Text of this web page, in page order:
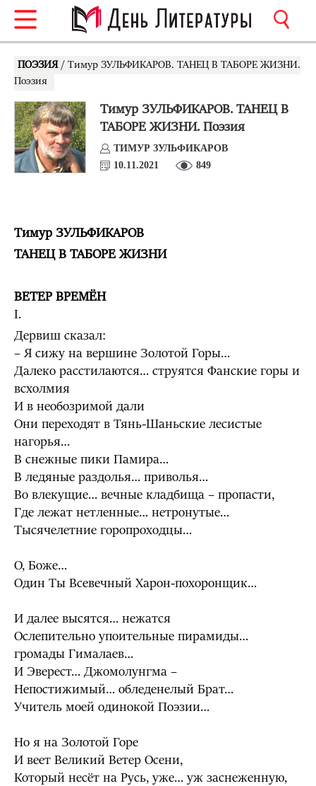
ПОЭЗИЯ / Тимур ЗУЛЬФИКАРОВ. ТАНЕЦ В ТАБОРЕ ЖИЗНИ.
Поэзия
Тимур ЗУЛЬФИКАРОВ. ТАНЕЦ В
ТАБОРЕ ЖИЗНИ. Поэзия
ТИМУР ЗУЛЬФИКАРОВ
10.11.2021
849
Тимур ЗУЛЬФИКАРОВ
ТАНЕЦ В ТАБОРЕ ЖИЗНИ
ВЕТЕР ВРЕМЁН
I.
Дервиш сказал:
– Я сижу на вершине Золотой Горы…
Далеко расстилаются… струятся Фанские горы и
всхолмия
И в необозримой дали
Они переходят в Тянь-Шаньские лесистые
нагорья…
В снежные пики Памира…
В ледяные раздолья… приволья…
Во влекущие… вечные кладбища – пропасти,
Где лежат нетленные… нетронутые…
Тысячелетние горопроходцы…
О, Боже…
Один Ты Всевечный Харон-похоронщик…
И далее высятся… нежатся
Ослепительно упоительные пирамиды…
громады Гималаев…
И Эверест… Джомолунгма –
Непостижимый… обледенелый Брат…
Учитель моей одинокой Поэзии…
Но я на Золотой Горе
И веет Великий Ветер Осени,
Который несёт на Русь, уже… уж заснеженную,